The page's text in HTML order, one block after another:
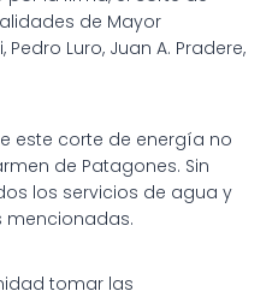
de Mayor
Luro, Juan A. Pradere,
este corte de energía no
de Patagones. Sin
los servicios de agua y
mencionadas.
tomar las